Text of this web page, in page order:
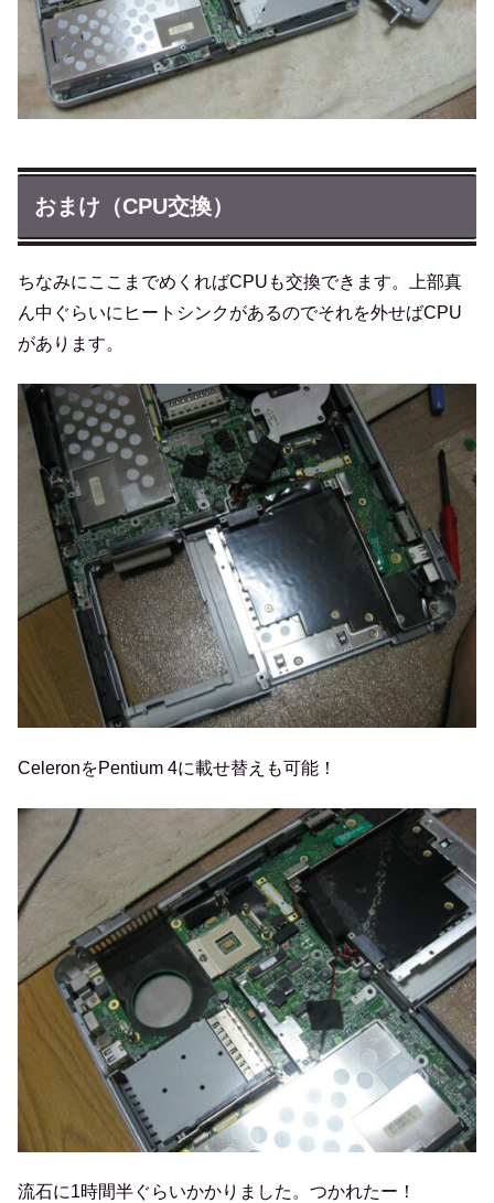
おまけ（CPU交換）
ちなみにここまでめくればCPUも交換できます。上部真
ん中ぐらいにヒートシンクがあるのでそれを外せばCPU
があります。
CeleronをPentium 4に載せ替えも可能！
流石に1時間半ぐらいかかりました。つかれたー！